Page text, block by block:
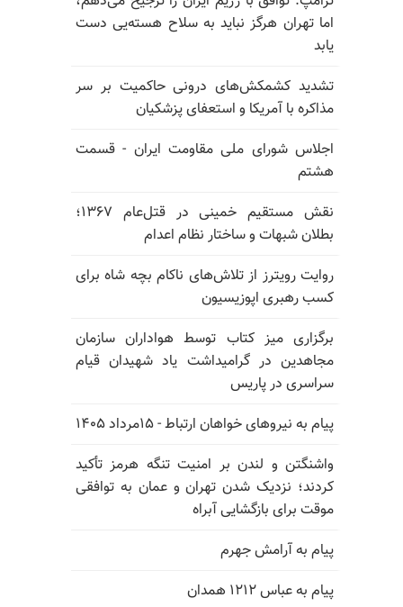
اما تهران هرگز نباید به سلاح هسته‌یی دست
یابد
تشدید کشمکش‌های درونی حاکمیت بر سر
مذاکره با آمریکا و استعفای پزشکیان
اجلاس شورای ملی مقاومت ایران - قسمت
هشتم
نقش مستقیم خمینی در قتل‌عام ۱۳۶۷؛
بطلان شبهات و ساختار نظام اعدام
روایت رویترز از تلاش‌های ناکام بچه شاه برای
کسب رهبری اپوزیسیون
برگزاری میز کتاب توسط هواداران سازمان
مجاهدین در گرامیداشت یاد شهیدان قیام
سراسری در پاریس
پیام به نیروهای خواهان ارتباط - ۱۵مرداد ۱۴۰۵
واشنگتن و لندن بر امنیت تنگه هرمز تأکید
کردند؛ نزدیک شدن تهران و عمان به توافقی
موقت برای بازگشایی آبراه
پیام به آرامش جهرم
پیام به عباس ۱۲۱۲ همدان